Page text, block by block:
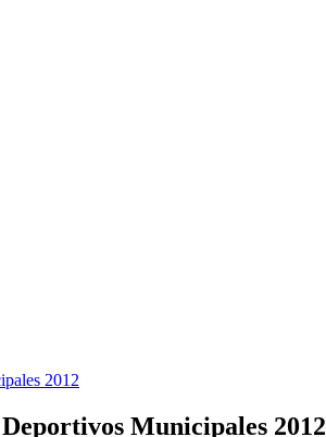
2012
Municipales 2012